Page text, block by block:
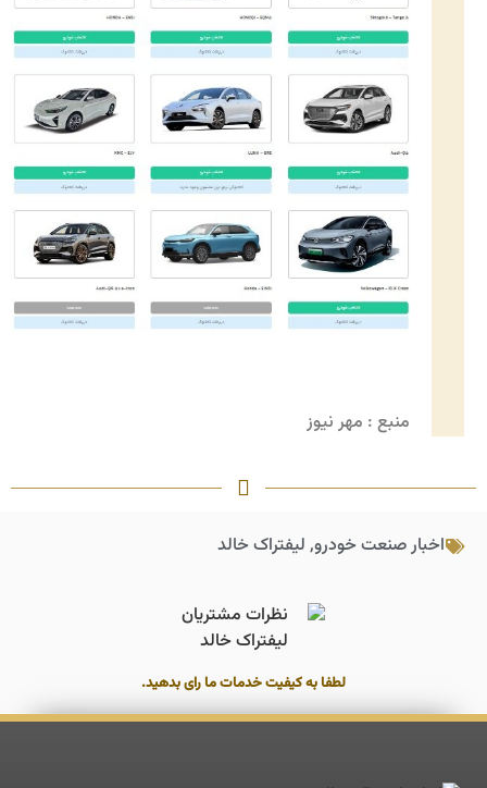
منبع : مهر نیوز
اخبار صنعت خودرو, لیفتراک خالد
لطفا به کیفیت خدمات ما رای بدهید.